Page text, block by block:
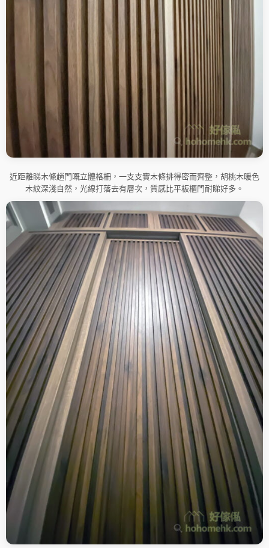
近距離睇木條趟門嘅立體格柵，一支支實木條排得密而齊整，胡桃木暖色
木紋深淺自然，光線打落去有層次，質感比平板櫃門耐睇好多。